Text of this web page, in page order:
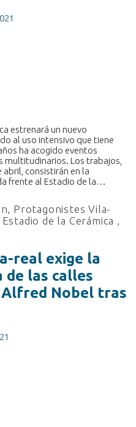
estrenará un nuevo
al uso intensivo que tiene
ha acogido eventos
multitudinarios. Los trabajos,
consistirán en la
frente al Estadio de la…
, Protagonistes Vila-
Estadio de la Cerámica ,
real exige la
las calles
Nobel tras